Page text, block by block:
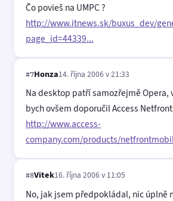
Čo povieš na UMPC ?
http://www.itnews.sk/buxus_dev/
page_id=44339...
#7Honza14. října 2006 v 21:33
Na desktop patří samozřejmě
bych ovšem doporučil Access
http://www.access-
company.com/products/
#8Vitek16. října 2006 v 11:05
No, jak jsem předpokládal, nic úplně